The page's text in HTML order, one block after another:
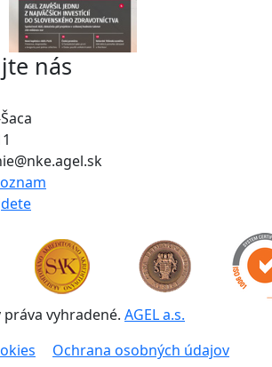
nás
vyhradené. AGEL a.s.
Ochrana osobných údajov